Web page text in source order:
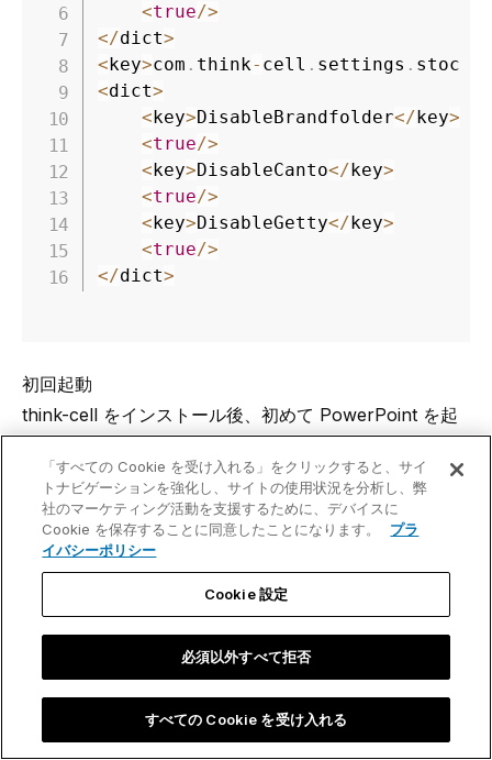
<true/>
</dict>
<key>com . think- cell . settings .
<dict>
<key>DisableBrandfolder</key>
<true/>
<key>DisableCanto</key>
<true/>
<key>DisableGetty</key>
<true/>
</dict>
初回起動
think-cell をインストール後、初めて PowerPoint を起
されます。
構成パラメータlicensekeyを使用すれば、インスト
ール中にライセンスキーを指定することや、あらかじめ
ライセンスキーを一元展開することができます（構成パ
また、初回起動時にも、リボンは think-cell グループが
タブに切り替わります。チュートリアルのあ
るウェブページも表示されます。いずれの操作も構成パ
nofirststartで抑止できます（
ーターを参照）。
「すべての Cookie を受け入れる」をクリックすると、サイ
トナビゲーションを強化し、サイトの使用状況を分析し、弊
社のマーケティング活動を支援するために、デバイスに
Cookie を保存することに同意したことになります。
プラ
イバシーポリシー
Cookie 設定
必須以外すべて拒否
すべての Cookie を受け入れる